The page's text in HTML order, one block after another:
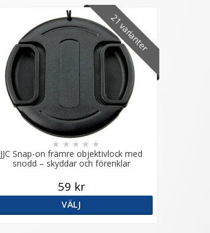
21 varianter
JJC Snap-on främre objektivlock med
snodd – skyddar och förenklar
★ ★ ★ ★ ★
59 kr
VÄLJ